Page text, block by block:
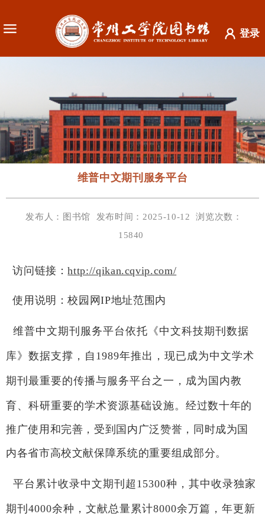
登录
维普中文期刊服务平台
发布人：图书馆 发布时间：2025-10-12
浏览次数：
15840
访问链接：http://qikan.cqvip.com/
使用说明：校园网IP地址范围内
维普中文期刊服务平台依托《中文科技期刊数据
库》数据支撑，自 1989年推出，现已成为中文学术
期刊最重要的传播与服务平台之一，成为国内教
育、科研重要的学术资源基础设施。 经过数十年的
推广使用和完善，受到国内广泛赞誉，同时成为国
内各省市高校文献保障系统的重要组成部分。
平台累计收录中文期刊超 15300种，其中收录独家
期刊 4000余种，文献总量累计8000余万篇，年更新